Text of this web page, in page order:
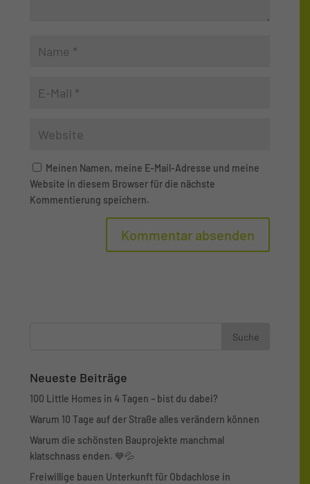
Meinen Namen, meine E-Mail-Adresse und meine
Website in diesem Browser für die nächste
Kommentierung speichern.
Neueste Beiträge
100 Little Homes in 4 Tagen – bist du dabei?
Warum 10 Tage auf der Straße alles verändern können
Warum die schönsten Bauprojekte manchmal
klatschnass enden. 💙💦
Freiwillige bauen Unterkunft für Obdachlose in